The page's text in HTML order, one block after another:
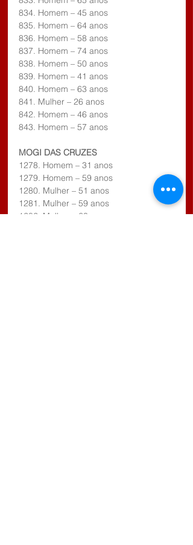
834. Homem – 45 anos
835. Homem – 64 anos
836. Homem – 58 anos
837. Homem – 74 anos
838. Homem – 50 anos
839. Homem – 41 anos
840. Homem – 63 anos
841. Mulher – 26 anos
842. Homem – 46 anos
843. Homem – 57 anos
MOGI DAS CRUZES
1278. Homem – 31 anos
1279. Homem – 59 anos
1280. Mulher – 51 anos
1281. Mulher – 59 anos
1282. Mulher – 63 anos